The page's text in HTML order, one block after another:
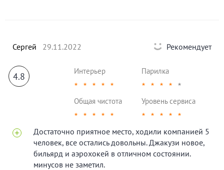
Завтраки за (дополнительную плату)
Мини холодильник
Номер «Стандарт» Стоимость:3 часа — 1200 руб. 12 часов
— 2200 руб., сутки — 2300 руб.цена за дополнительный
час — 500 руб.
Сергей 29.11.2022 Рекомендует
4.8 Интерьер
★ ★ ★ ★ ★
Парилка
★ ★ ★ ★ ★
Общая чистота
★ ★ ★ ★ ★
Уровень сервиса
★ ★ ★ ★ ★
Достаточно приятное место, ходили компанией 5
человек, все остались довольны. Джакузи новое,
бильярд и аэрохокей в отличном состоянии.
минусов не заметил.